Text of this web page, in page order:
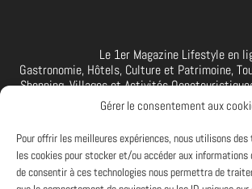
Gérer le consentement aux
Pour offrir les meilleures expériences, nous utilisons
les cookies pour stocker et/ou accéder aux informations
de consentir à ces technologies nous permettra de
Le 1er Magazine Lifestyle en
Gastronomie, Hôtels, Culture et Patrimoine,
Shopping, Villages et Activités
interviews, des vidéos et photos de la
suivre aussi sur facebook I X I